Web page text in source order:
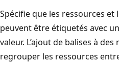
Spécifie que les ressources
peuvent être étiquetés avec
valeur. L’ajout de balises à
regrouper les ressources